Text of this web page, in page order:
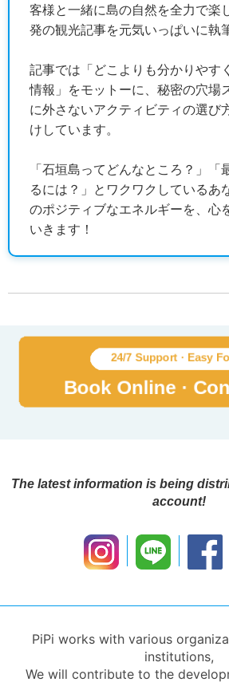
客様と一緒に島の自然を全力で楽
発の観光記事を元気いっぱいに執
記事では「どこよりも分かりやす
情報」をモットーに、秘密の穴場
に外さないアクティビティの選び
けしています。
「石垣島ってどんなところ？」「
るには？」とワクワクしているあ
のポジティブなエネルギーを、心
いきます！
The latest information is being
account!
PiPi works with various
institutions,
We will contribute to the